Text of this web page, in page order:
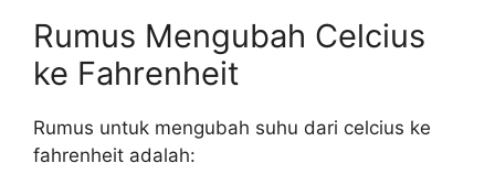
Rumus Mengubah Celcius
ke Fahrenheit
Rumus untuk mengubah suhu dari celcius ke
fahrenheit adalah: